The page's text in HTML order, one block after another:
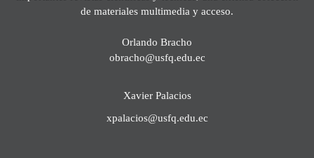
de materiales multimedia y acceso.
Orlando Bracho
obracho@usfq.edu.ec
Xavier Palacios
xpalacios@usfq.edu.ec